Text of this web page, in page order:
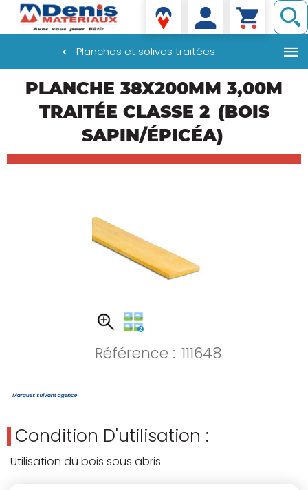
principal
Denis matériaux
Planches et solives traitées
PLANCHE 38X200MM 3,00M
TRAITÉE CLASSE 2 (BOIS
SAPIN/ÉPICÉA)
Référence : 111648
Condition D'utilisation :
Utilisation du bois sous abris